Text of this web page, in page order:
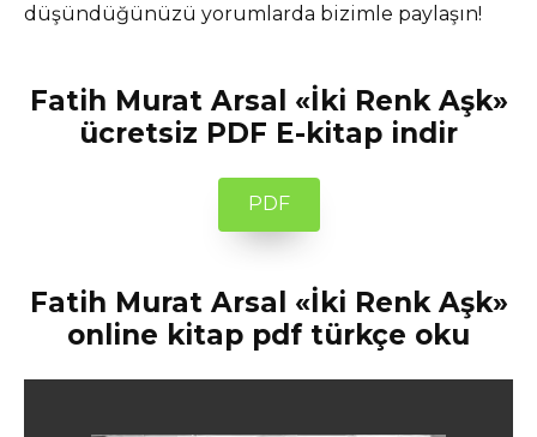
düşündüğünüzü yorumlarda bizimle paylaşın!
Fatih Murat Arsal «İki Renk Aşk»
ücretsiz PDF E-kitap indir
PDF
Fatih Murat Arsal «İki Renk Aşk»
online kitap pdf türkçe oku